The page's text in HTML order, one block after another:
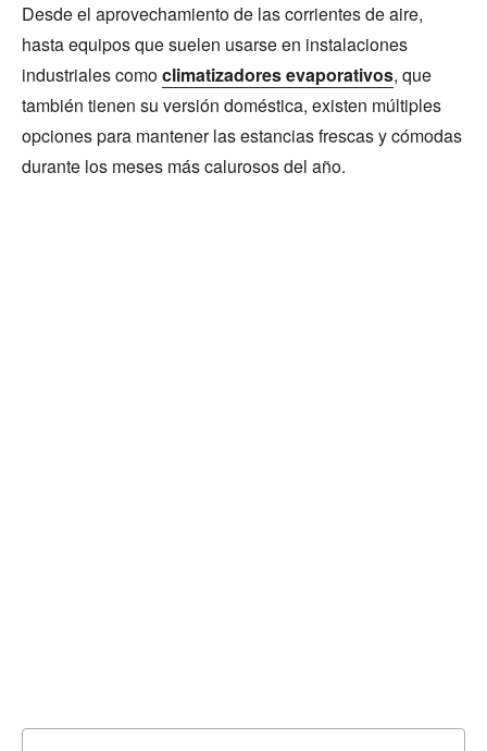
Desde el aprovechamiento de las corrientes de aire,
hasta equipos que suelen usarse en instalaciones
industriales comoclimatizadores evaporativos, que
también tienen su versión doméstica, existen múltiples
opciones para mantener las estancias frescas y cómodas
durante los meses más calurosos del año.